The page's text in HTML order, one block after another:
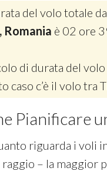
del volo totale da
Romania è 02 ore
di durata del
caso c’è il volo tra
Pianificare
riguarda i voli
– la maggior